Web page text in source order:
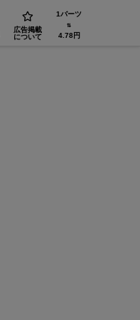
広告掲載
について
1バーツ
⇅
4.78円